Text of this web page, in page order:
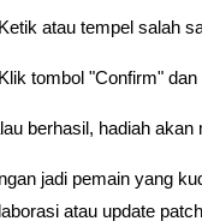
atau tempel salah
tombol "Confirm"
berhasil, hadiah
jadi pemain yang
atau update